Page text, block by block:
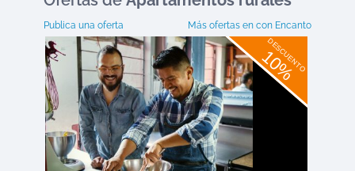
Publica una oferta Más ofertas en con Encanto
DESCUENTO
10%